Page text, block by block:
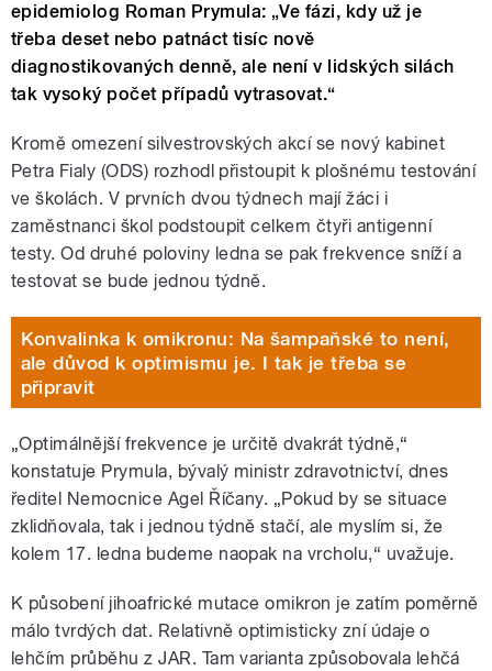
epidemiolog Roman Prymula: „Ve fázi, kdy už je
třeba deset nebo patnáct tisíc nově
diagnostikovaných denně, ale není v lidských silách
tak vysoký počet případů vytrasovat.“
Kromě omezení silvestrovských akcí se nový kabinet
Petra Fialy (ODS) rozhodl přistoupit k plošnému testování
ve školách. V prvních dvou týdnech mají žáci i
zaměstnanci škol podstoupit celkem čtyři antigenní
testy. Od druhé poloviny ledna se pak frekvence sníží a
testovat se bude jednou týdně.
Konvalinka k omikronu: Na šampaňské to není,
ale důvod k optimismu je. I tak je třeba se
připravit
„Optimálnější frekvence je určitě dvakrát týdně,“
konstatuje Prymula, bývalý ministr zdravotnictví, dnes
ředitel Nemocnice Agel Říčany. „Pokud by se situace
zklidňovala, tak i jednou týdně stačí, ale myslím si, že
kolem 17. ledna budeme naopak na vrcholu,“ uvažuje.
K působení jihoafrické mutace omikron je zatím poměrně
málo tvrdých dat. Relativně optimisticky zní údaje o
lehčím průběhu z JAR. Tam varianta způsobovala lehčá